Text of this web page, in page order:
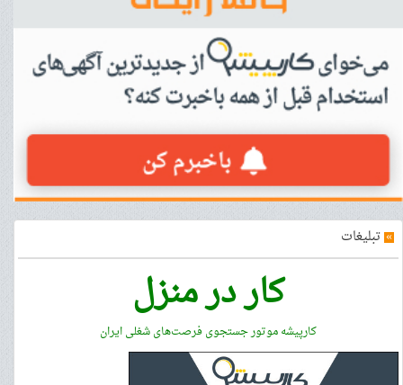
» تبلیغات
کار در منزل
کارپیشه موتور جستجوی فرصت‌های شغلی ایران